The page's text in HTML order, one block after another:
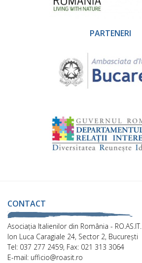
PARTENERI
CONTACT
Asociaţia Italienilor din România - RO.AS.IT.
Ion Luca Caragiale 24, Sector 2, București
Tel: 037 277 2459, Fax: 021 313 3064
E-mail: ufficio@roasit.ro